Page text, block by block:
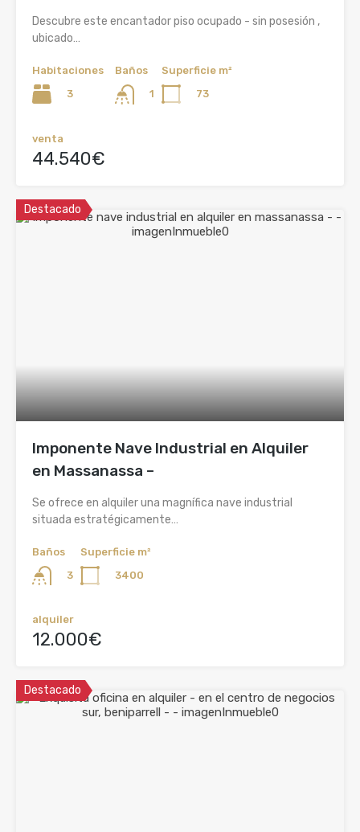
Descubre este encantador piso ocupado - sin posesión ,
ubicado…
Habitaciones
3
Baños
1
Superficie m²
73
venta
44.540€
Destacado
Imponente Nave Industrial en Alquiler
en Massanassa –
Se ofrece en alquiler una magnífica nave industrial
situada estratégicamente…
Baños
3
Superficie m²
3400
alquiler
12.000€
Destacado